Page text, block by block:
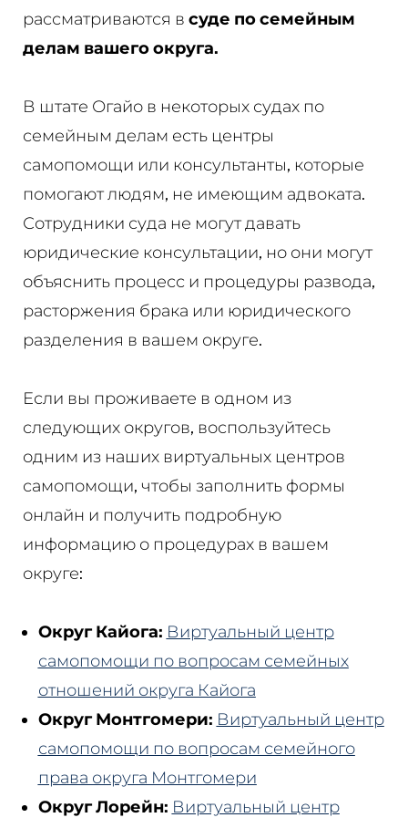
рассматриваются в суде по семейным
делам вашего округа.
В штате Огайо в некоторых судах по
семейным делам есть центры
самопомощи или консультанты, которые
помогают людям, не имеющим адвоката.
Сотрудники суда не могут давать
юридические консультации, но они могут
объяснить процесс и процедуры развода,
расторжения брака или юридического
разделения в вашем округе.
Если вы проживаете в одном из
следующих округов, воспользуйтесь
одним из наших виртуальных центров
самопомощи, чтобы заполнить формы
онлайн и получить подробную
информацию о процедурах в вашем
округе:
Округ Кайога: Виртуальный центр
самопомощи по вопросам семейных
отношений округа Кайога
Округ Монтгомери: Виртуальный центр
самопомощи по вопросам семейного
права округа Монтгомери
Округ Лорейн: Виртуальный центр